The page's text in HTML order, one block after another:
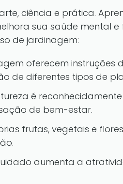
ciência e prática.
sua saúde mental e
de jardinagem:
oferecem instruções
de diferentes tipos de
é
de bem-estar.
frutas, vegetais e
aumenta a